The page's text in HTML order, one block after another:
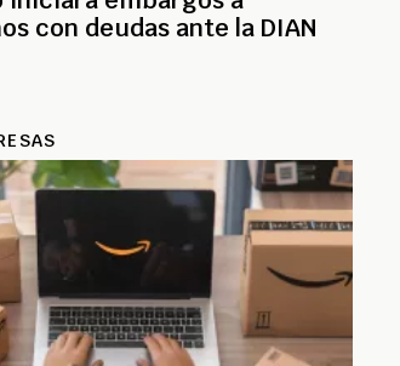
con deudas ante la DIAN